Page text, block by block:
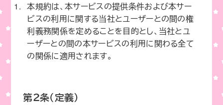
本規約は、本サービスの提供条件および本サー
ビスの利用に関する当社とユーザーとの間の権
利義務関係を定めることを目的とし、当社とユ
ーザーとの間の本サービスの利用に関わる全て
の関係に適用されます。
第２条（定義）